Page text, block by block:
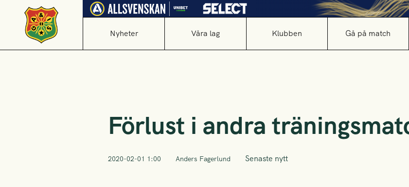
Nyheter Våra lag Klubben Gå på match
Förlust i andra
2020-02-01 1:00 Anders Fagerlund Senaste nytt